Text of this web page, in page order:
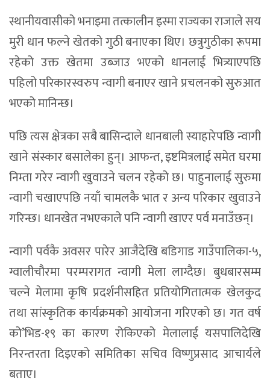
स्थानीयवासीको भनाइमा तत्कालीन इस्मा राज्यका राजाले सय
मुरी धान फल्ने खेतको गुठी बनाएका थिए। छत्रुगुठीका रूपमा
रहेको उक्त खेतमा उब्जाउ भएको धानलाई भित्र्याएपछि
पहिलो परिकारस्वरुप न्वागी बनाएर खाने प्रचलनको सुरुआत
भएको मानिन्छ।
पछि त्यस क्षेत्रका सबै बासिन्दाले धानबाली स्याहारेपछि न्वागी
खाने संस्कार बसालेका हुन्। आफन्त, इष्टमित्रलाई समेत घरमा
निम्ता गरेर न्वागी खुवाउने चलन रहेको छ। पाहुनालाई सुरुमा
न्वागी चखाएपछि नयाँ चामलकै भात र अन्य परिकार खुवाउने
गरिन्छ। धानखेत नभएकाले पनि न्वागी खाएर पर्व मनाउँछन्।
न्वागी पर्वकै अवसर पारेर आजैदेखि बडिगाड गाउँपालिका-५,
ग्वालीचौरमा परम्परागत न्वागी मेला लाग्दैछ। बुधबारसम्म
चल्ने मेलामा कृषि प्रदर्शनीसहित प्रतियोगितात्मक खेलकुद
तथा सांस्कृतिक कार्यक्रमको आयोजना गरिएको छ। गत वर्ष
को’भिड-१९ का कारण रोकिएको मेलालाई यसपालिदेखि
निरन्तरता दिइएको समितिका सचिव विष्णुप्रसाद आचार्यले
बताए।